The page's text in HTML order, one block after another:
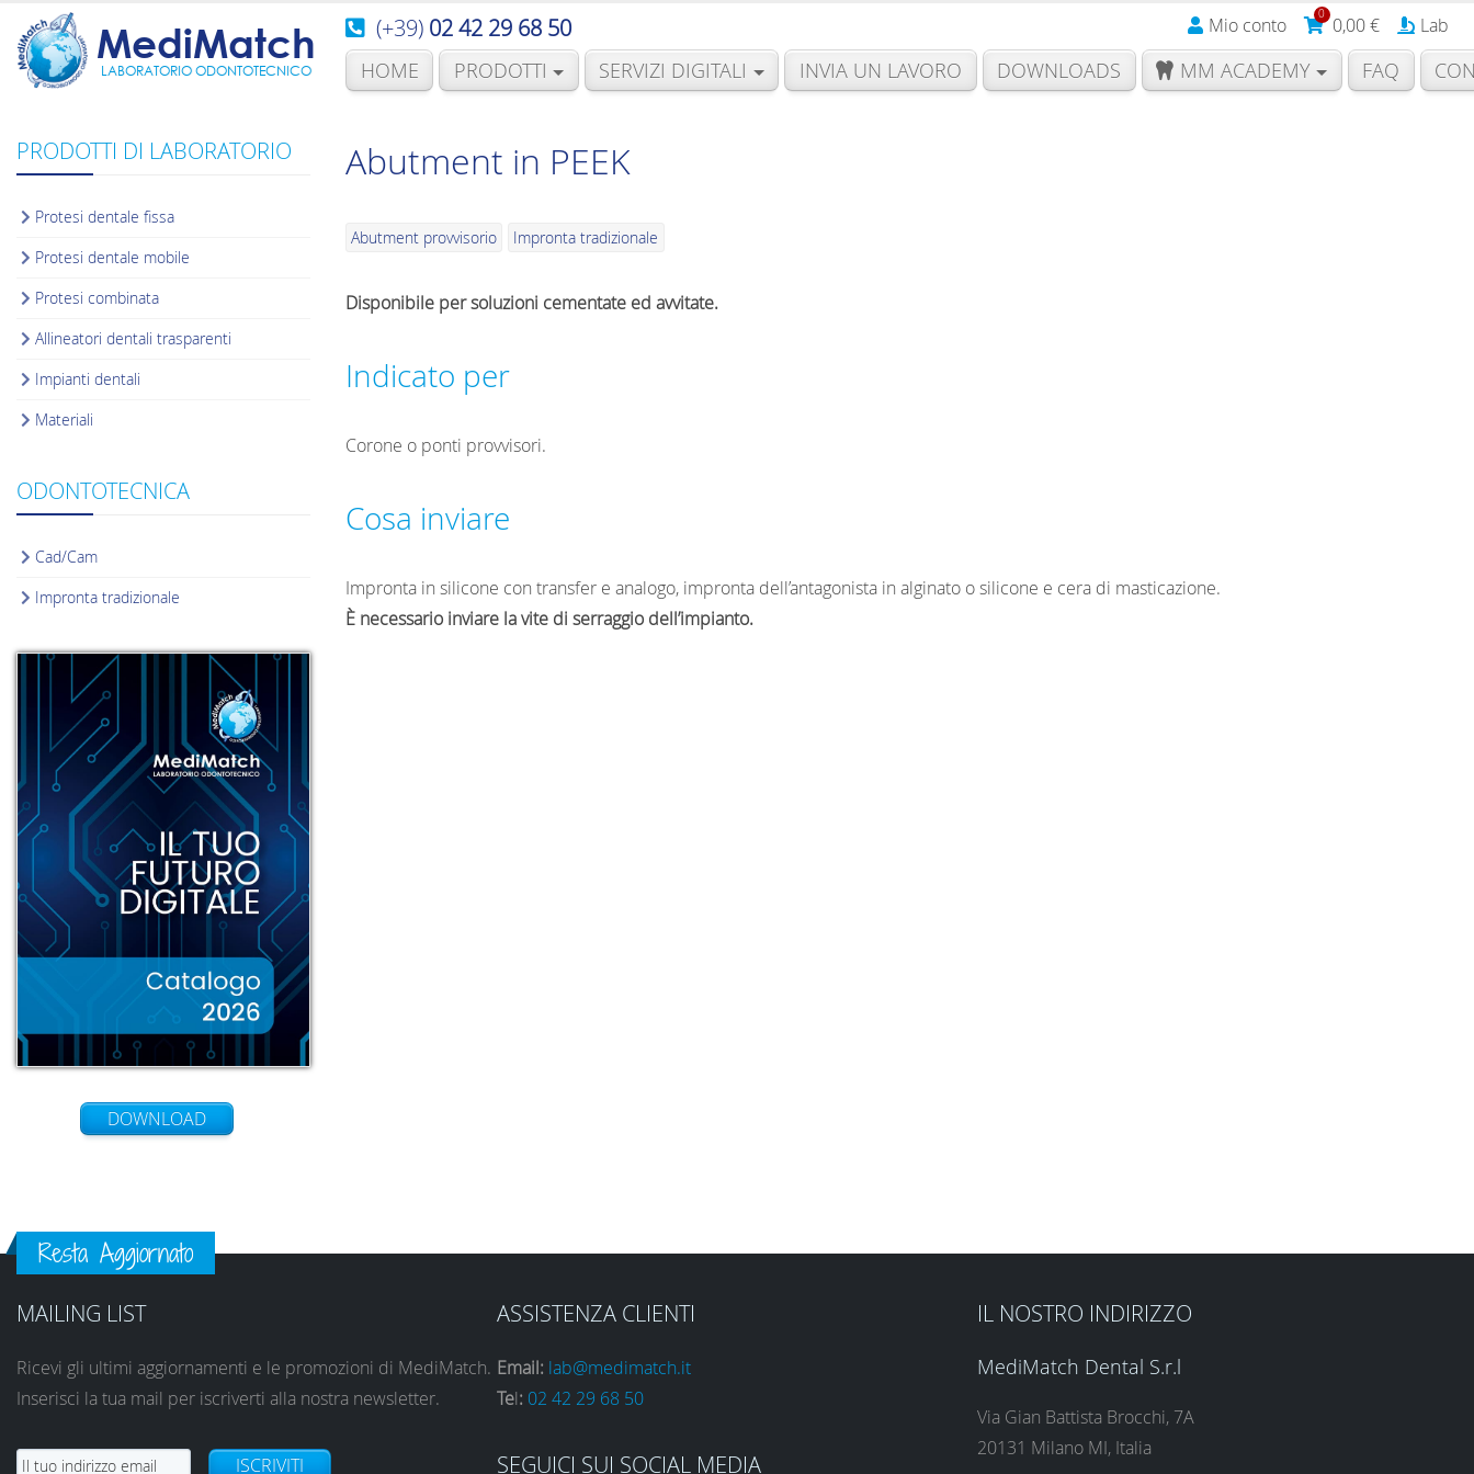
MediMatch
LABORATORIO ODONTOTECNICO
(+39) 02 42 29 68 50 Mio conto 0 0,00€ Lab
HOME PRODOTTI SERVIZI DIGITALI INVIA UN LAVORO DOWNLOADS MM ACADEMY FAQ
PRODOTTI DI LABORATORIO
Protesi dentale fissa
Protesi dentale mobile
Protesi combinata
Allineatori dentali trasparenti
Impianti dentali
Materiali
ODONTOTECNICA
Cad/Cam
Impronta tradizionale
DOWNLOAD
Abutment in PEEK
Abutment provvisorio Impronta tradizionale
Disponibile per soluzioni cementate ed avvitate.
Indicato per
Corone o ponti provvisori.
Cosa inviare
Impronta in silicone con transfer e analogo, impronta dell’antagonista in alginato o silicone e cera di masticazione.
È necessario inviare la vite di serraggio dell’impianto.
Resta Aggiornato
MAILING LIST
Ricevi gli ultimi aggiornamenti e le promozioni di MediMatch.
Inserisci la tua mail per iscriverti alla nostra newsletter.
ISCRIVITI
ASSISTENZA CLIENTI
Email: lab@medimatch.it
Tel: 02 42 29 68 50
SEGUICI SUI SOCIAL MEDIA
IL NOSTRO INDIRIZZO
MediMatch Dental S.r.l
Via Gian Battista Brocchi, 7A
20131 Milano MI, Italia